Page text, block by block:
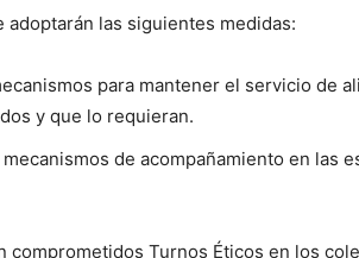
adoptarán las siguientes medidas:
para mantener el servicio de
y que lo requieran.
de acompañamiento en las
comprometidos Turnos Éticos en los